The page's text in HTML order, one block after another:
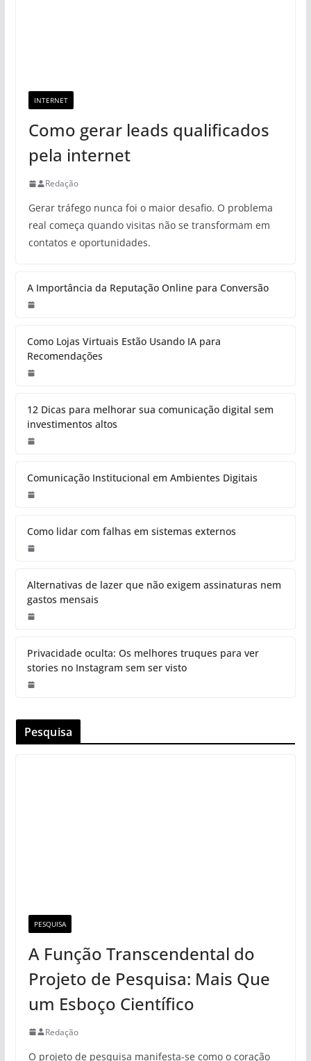
INTERNET
Como gerar leads qualificados
pela internet
Redação
Gerar tráfego nunca foi o maior desafio. O problema
real começa quando visitas não se transformam em
contatos e oportunidades.
A Importância da Reputação Online para Conversão
Como Lojas Virtuais Estão Usando IA para
Recomendações
12 Dicas para melhorar sua comunicação digital sem
investimentos altos
Comunicação Institucional em Ambientes Digitais
Como lidar com falhas em sistemas externos
Alternativas de lazer que não exigem assinaturas nem
gastos mensais
Privacidade oculta: Os melhores truques para ver
stories no Instagram sem ser visto
Pesquisa
PESQUISA
A Função Transcendental do
Projeto de Pesquisa: Mais Que
um Esboço Científico
Redação
O projeto de pesquisa manifesta-se como o coração